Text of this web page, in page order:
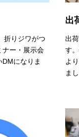
折りジワがつ
ナー・展示会
になりま
出
出
す
よ
ま